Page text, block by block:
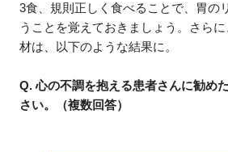
3食、規則正しく食べることで、胃の
うことを覚えておきましょう。さら
材は、以下のような結果に。
Q. 心の不調を抱える患者さんに勧め
さい。（複数回答）